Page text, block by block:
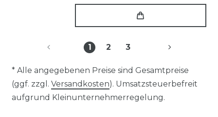
1 2 3
* Alle angegebenen Preise sind Gesamtpreise
(ggf. zzgl. Versandkosten). Umsatzsteuerbefreit
aufgrund Kleinunternehmerregelung.